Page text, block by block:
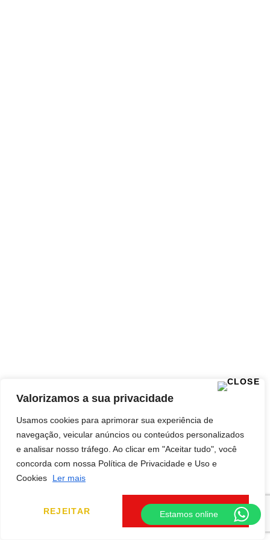
Valorizamos a sua privacidade
Usamos cookies para aprimorar sua experiência de
navegação, veicular anúncios ou conteúdos personalizados
e analisar nosso tráfego. Ao clicar em "Aceitar tudo", você
concorda com nossa Política de Privacidade e Uso e
Cookies
Ler mais
REJEITAR ACEITAR TUDO
Estamos online